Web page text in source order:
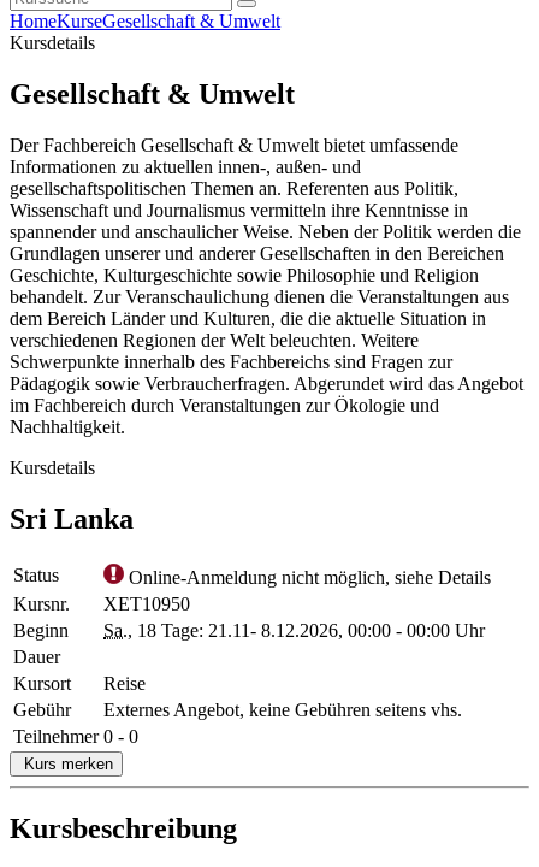
HomeKurseGesellschaft & Umwelt
Kursdetails
Gesellschaft & Umwelt
Der Fachbereich Gesellschaft & Umwelt bietet umfassende
Informationen zu aktuellen innen-, außen- und
gesellschaftspolitischen Themen an. Referenten aus Politik,
Wissenschaft und Journalismus vermitteln ihre Kenntnisse in
spannender und anschaulicher Weise. Neben der Politik werden die
Grundlagen unserer und anderer Gesellschaften in den Bereichen
Geschichte, Kulturgeschichte sowie Philosophie und Religion
behandelt. Zur Veranschaulichung dienen die Veranstaltungen aus
dem Bereich Länder und Kulturen, die die aktuelle Situation in
verschiedenen Regionen der Welt beleuchten. Weitere
Schwerpunkte innerhalb des Fachbereichs sind Fragen zur
Pädagogik sowie Verbraucherfragen. Abgerundet wird das Angebot
im Fachbereich durch Veranstaltungen zur Ökologie und
Nachhaltigkeit.
Kursdetails
Sri Lanka
Status
Online-Anmeldung nicht möglich, siehe Details
Kursnr.
XET10950
Beginn
Sa., 18 Tage: 21.11- 8.12.2026, 00:00 - 00:00 Uhr
Dauer
Kursort
Reise
Gebühr
Externes Angebot, keine Gebühren seitens vhs.
Teilnehmer 0 - 0
Kurs merken
Kursbeschreibung